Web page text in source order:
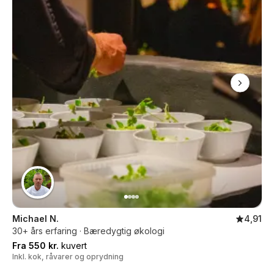
Michael N.
4,91
30+ års erfaring · Bæredygtig økologi
Fra 550 kr. kuvert
Inkl. kok, råvarer og oprydning